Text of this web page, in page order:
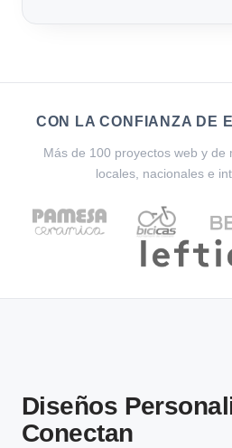
CON LA CONFIANZA DE
Más de 100 proyectos web y de
locales, nacionales e
Diseños
Conectan